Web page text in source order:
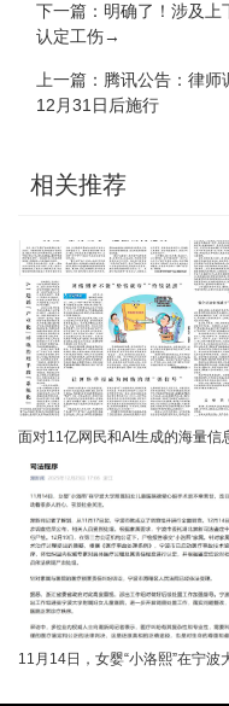
下一篇： 明确了！涉及上
认定工伤→
上一篇： 腾讯公告：律师
12月31日后施行
相关推荐